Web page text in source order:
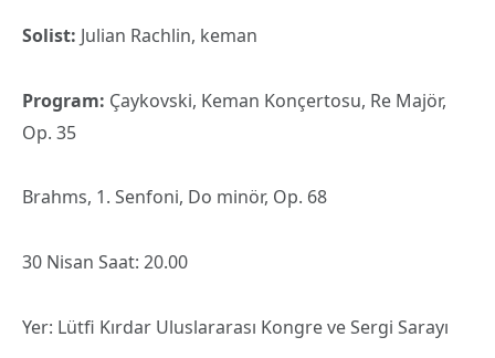
Solist: Julian Rachlin, keman
Program: Çaykovski, Keman Konçertosu, Re Majör,
Op. 35
Brahms, 1. Senfoni, Do minör, Op. 68
30 Nisan Saat: 20.00
Yer: Lütfi Kırdar Uluslararası Kongre ve Sergi Sarayı